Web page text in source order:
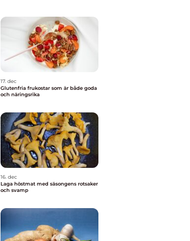
17. dec
Glutenfria frukostar som är både goda
och näringsrika
16. dec
Laga höstmat med säsongens rotsaker
och svamp